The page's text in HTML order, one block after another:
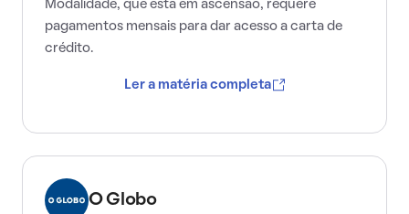
Modalidade, que está em ascensão, requere
pagamentos mensais para dar acesso a carta de
crédito.
Ler a matéria completa
O Globo